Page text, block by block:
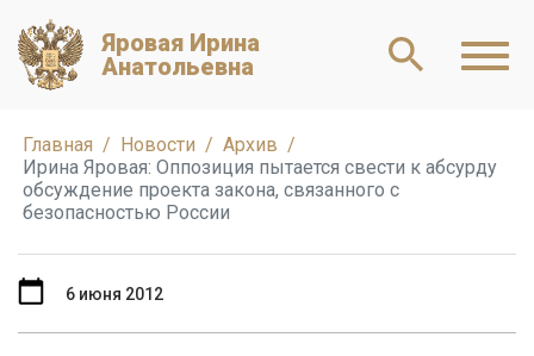
Яровая Ирина
Анатольевна
Главная Новости
Архив
Ирина Яровая: Оппозиция пытается свести к абсурду
обсуждение проекта закона, связанного с
безопасностью России
6 июня 2012